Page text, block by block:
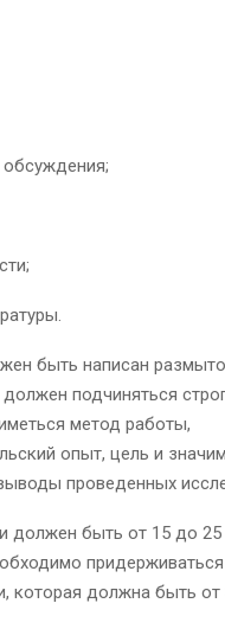
быть написан
подчиняться
метод работы,
опыт, цель и
проведенных
должен быть от 15 до 25
придерживаться
которая должна быть от